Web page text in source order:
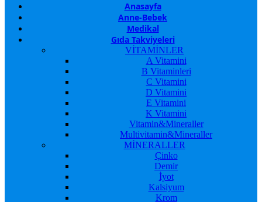
Anasayfa
Anne-Bebek
Medikal
Gıda Takviyeleri
VİTAMİNLER
A Vitamini
B Vitaminleri
C Vitamini
D Vitamini
E Vitamini
K Vitamini
Vitamin&Mineraller
Multivitamin&Mineraller
MİNERALLER
Çinko
Demir
İyot
Kalsiyum
Krom